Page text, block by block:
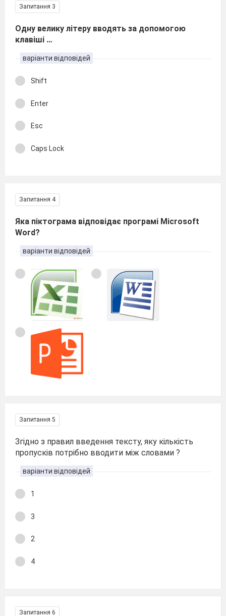
Запитання 3
Одну велику літеру вводять за допомогою
клавіші …
варіанти відповідей
Shift
Enter
Esc
Caps Lock
Запитання 4
Яка піктограма відповідає програмі Microsoft
Word?
варіанти відповідей
Запитання 5
Згідно з правил введення тексту, яку кількість
пропусків потрібно вводити між словами ?
варіанти відповідей
1
3
2
4
Запитання 6